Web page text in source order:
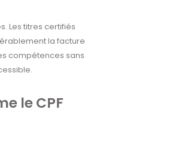
Les titres certifiés
la facture
compétences sans
le CPF